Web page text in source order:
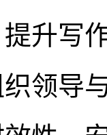
升写
领导